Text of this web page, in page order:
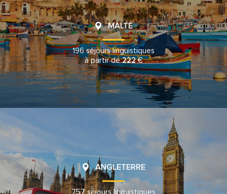
MALTE
196 séjours linguistiques
à partir de222€
ANGLETERRE
757 séjours linguistiques